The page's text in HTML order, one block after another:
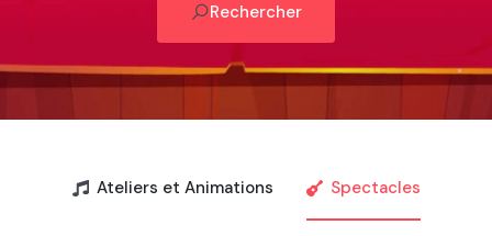
Rechercher
Ateliers et Animations Spectacles